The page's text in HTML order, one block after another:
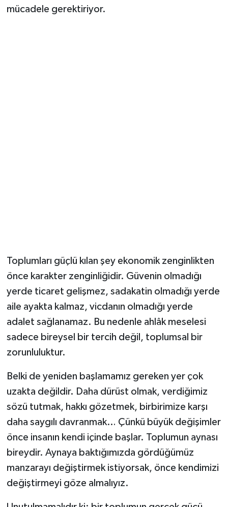
mücadele gerektiriyor.
Toplumları güçlü kılan şey ekonomik zenginlikten
önce karakter zenginliğidir. Güvenin olmadığı
yerde ticaret gelişmez, sadakatin olmadığı yerde
aile ayakta kalmaz, vicdanın olmadığı yerde
adalet sağlanamaz. Bu nedenle ahlâk meselesi
sadece bireysel bir tercih değil, toplumsal bir
zorunluluktur.
Belki de yeniden başlamamız gereken yer çok
uzakta değildir. Daha dürüst olmak, verdiğimiz
sözü tutmak, hakkı gözetmek, birbirimize karşı
daha saygılı davranmak… Çünkü büyük değişimler
önce insanın kendi içinde başlar. Toplumun aynası
bireydir. Aynaya baktığımızda gördüğümüz
manzarayı değiştirmek istiyorsak, önce kendimizi
değiştirmeyi göze almalıyız.